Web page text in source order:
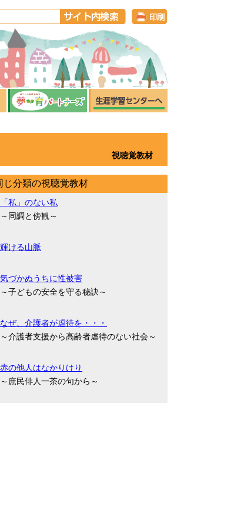
視聴覚教材
じ分類の視聴覚教材
「私」のない私
～同調と傍観～
輝ける山脈
気づかぬうちに性被害
～子どもの安全を守る秘訣～
なぜ、介護者が虐待を・・・
～介護者支援から高齢者虐待のない社会～
赤の他人はなかりけり
～庶民俳人一茶の句から～